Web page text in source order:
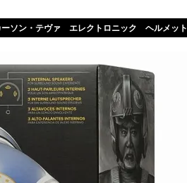
ソン・テヴァ エレクトロニック ヘルメット